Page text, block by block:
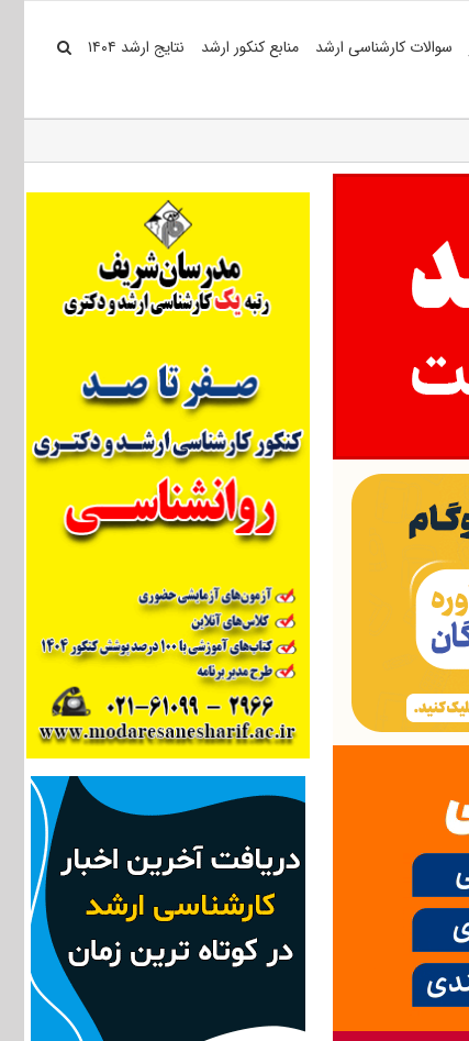
سوالات کارشناسی ارشد منابع کنکور ارشد نتایج ارشد ۱۴۰۴